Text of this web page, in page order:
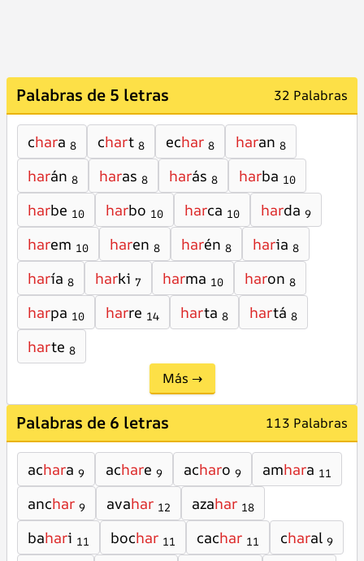
Palabras de 5 letras 32 Palabras
chara 8 chart 8 echar 8 haran 8
harán 8 haras 8 harás 8 harba 10
harbe 10 harbo 10 harca 10 harda 9
harem 10 haren 8 harén 8 haria 8
haría 8 harki 7 harma 10 haron 8
harpa 10 harre 14 harta 8 hartá 8
harte 8
Más →
Palabras de 6 letras 113 Palabras
achara 9 achare 9 acharo 9 amhara 11
anchar 9 avahar 12 azahar 18
bahari 11 bochar 11 cachar 11 charal 9